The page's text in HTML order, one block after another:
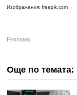
Изображения: freepik.com
Още по темата: